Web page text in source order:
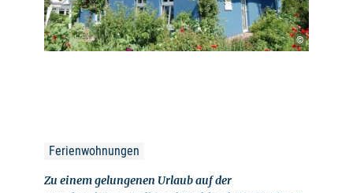
©
Ferienwohnungen
Zu einem gelungenen Urlaub auf der